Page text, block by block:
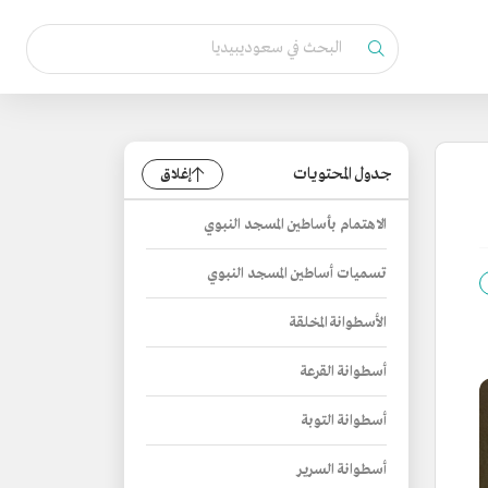
جدول المحتويات إغلاق
الاهتمام بأساطين المسجد النبوي
تسميات أساطين المسجد النبوي
الأسطوانة المخلقة
أسطوانة القرعة
أسطوانة التوبة
أسطوانة السرير